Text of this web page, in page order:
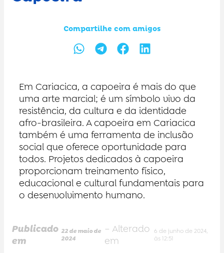
Compartilhe com amigos
Em Cariacica, a capoeira é mais do que
uma arte marcial; é um símbolo vivo da
resistência, da cultura e da identidade
afro-brasileira. A capoeira em Cariacica
também é uma ferramenta de inclusão
social que oferece oportunidade para
todos. Projetos dedicados à capoeira
proporcionam treinamento físico,
educacional e cultural fundamentais para
o desenvolvimento humano.
Publicado
em
22 de maio de
2024
– Alterado
em
6 de junho de 2024,
às 12:51